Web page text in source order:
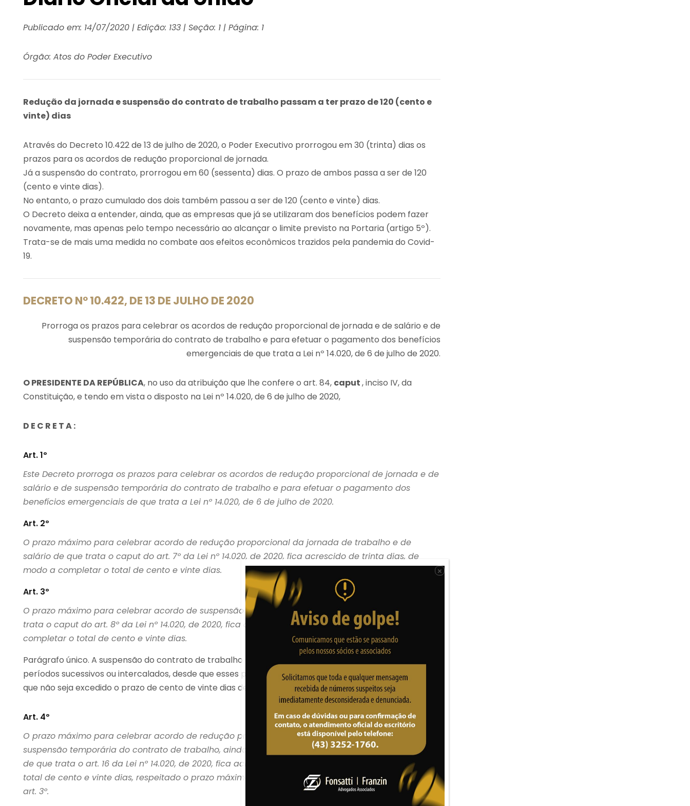
Publicado em: 14/07/2020 | Edição: 133 | Seção: 1 | Página: 1
Órgão: Atos do Poder Executivo
Redução da jornada e suspensão do contrato de trabalho passam a ter prazo de 120 (cento e
vinte) dias
Através do Decreto 10.422 de 13 de julho de 2020, o Poder Executivo prorrogou em 30 (trinta) dias os
prazos para os acordos de redução proporcional de jornada.
Já a suspensão do contrato, prorrogou em 60 (sessenta) dias. O prazo de ambos passa a ser de 120
(cento e vinte dias).
No entanto, o prazo cumulado dos dois também passou a ser de 120 (cento e vinte) dias.
O Decreto deixa a entender, ainda, que as empresas que já se utilizaram dos benefícios podem fazer
novamente, mas apenas pelo tempo necessário ao alcançar o limite previsto na Portaria (artigo 5º).
Trata-se de mais uma medida no combate aos efeitos econômicos trazidos pela pandemia do Covid-
19.
DECRETO Nº 10.422, DE 13 DE JULHO DE 2020
Prorroga os prazos para celebrar os acordos de redução proporcional de jornada e de salário e de
suspensão temporária do contrato de trabalho e para efetuar o pagamento dos benefícios
emergenciais de que trata a Lei nº 14.020, de 6 de julho de 2020.
O PRESIDENTE DA REPÚBLICA, no uso da atribuição que lhe confere o art. 84, caput, inciso IV, da
Constituição, e tendo em vista o disposto na Lei nº 14.020, de 6 de julho de 2020,
D E C R E T A :
Art. 1º
Este Decreto prorroga os prazos para celebrar os acordos de redução proporcional de jornada e de
salário e de suspensão temporária do contrato de trabalho e para efetuar o pagamento dos
benefícios emergenciais de que trata a Lei nº 14.020, de 6 de julho de 2020.
Art. 2º
O prazo máximo para celebrar acordo de redução proporcional da jornada de trabalho e de
salário de que trata o caput do art. 7º da Lei nº 14.020, de 2020, fica acrescido de trinta dias, de
modo a completar o total de cento e vinte dias.
Art. 3º
O prazo máximo para celebrar acordo de suspensão temporária do contrato de trabalho de que
trata o caput do art. 8º da Lei nº 14.020, de 2020, fica acrescido de sessenta dias, de modo a
completar o total de cento e vinte dias.
Parágrafo único. A suspensão do contrato de trabalho poderá ser efetuada de forma fracionada, em
períodos sucessivos ou intercalados, desde que esses períodos sejam iguais ou superiores a dez dias e
que não seja excedido o prazo de cento de vinte dias de que trata ocaput.
Art. 4º
O prazo máximo para celebrar acordo de redução proporcional de jornada e de salário e de
suspensão temporária do contrato de trabalho, ainda que em períodos sucessivos ou intercalados,
de que trata o art. 16 da Lei nº 14.020, de 2020, fica acrescido de trinta dias, de modo a completar o
total de cento e vinte dias, respeitado o prazo máximo resultante da prorrogação de que trata o
art. 3º.
×